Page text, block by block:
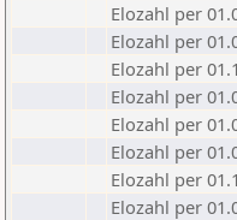
Elozahl per
Elozahl per
Elozahl per
Elozahl per
Elozahl per
Elozahl per
Elozahl per
Elozahl per